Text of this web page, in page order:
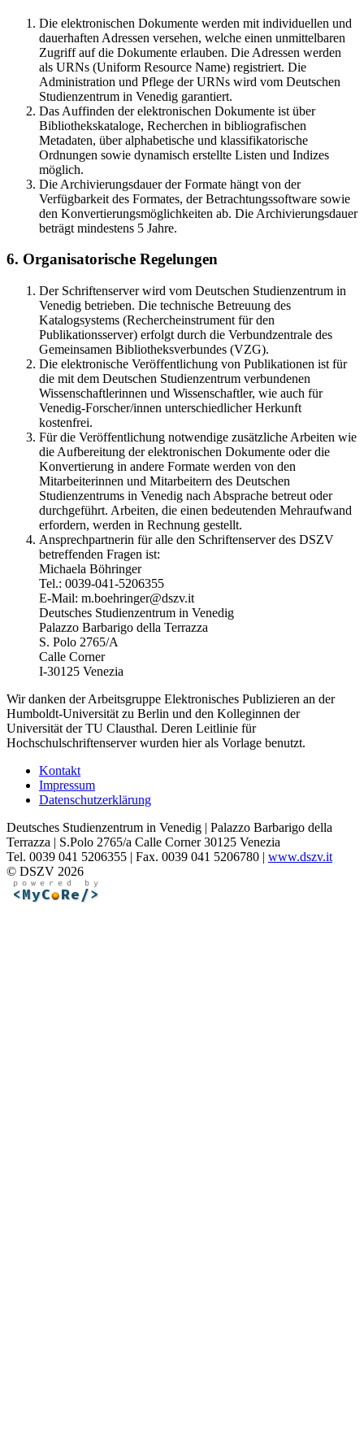
Die elektronischen Dokumente werden mit individuellen und
dauerhaften Adressen versehen, welche einen unmittelbaren
Zugriff auf die Dokumente erlauben. Die Adressen werden
als URNs (Uniform Resource Name) registriert. Die
Administration und Pflege der URNs wird vom Deutschen
Studienzentrum in Venedig garantiert.
Das Auffinden der elektronischen Dokumente ist über
Bibliothekskataloge, Recherchen in bibliografischen
Metadaten, über alphabetische und klassifikatorische
Ordnungen sowie dynamisch erstellte Listen und Indizes
möglich.
Die Archivierungsdauer der Formate hängt von der
Verfügbarkeit des Formates, der Betrachtungssoftware sowie
den Konvertierungsmöglichkeiten ab. Die Archivierungsdauer
beträgt mindestens 5 Jahre.
6. Organisatorische Regelungen
Der Schriftenserver wird vom Deutschen Studienzentrum in
Venedig betrieben. Die technische Betreuung des
Katalogsystems (Rechercheinstrument für den
Publikationsserver) erfolgt durch die Verbundzentrale des
Gemeinsamen Bibliotheksverbundes (VZG).
Die elektronische Veröffentlichung von Publikationen ist für
die mit dem Deutschen Studienzentrum verbundenen
Wissenschaftlerinnen und Wissenschaftler, wie auch für
Venedig-Forscher/innen unterschiedlicher Herkunft
kostenfrei.
Für die Veröffentlichung notwendige zusätzliche Arbeiten wie
die Aufbereitung der elektronischen Dokumente oder die
Konvertierung in andere Formate werden von den
Mitarbeiterinnen und Mitarbeitern des Deutschen
Studienzentrums in Venedig nach Absprache betreut oder
durchgeführt. Arbeiten, die einen bedeutenden Mehraufwand
erfordern, werden in Rechnung gestellt.
Ansprechpartnerin für alle den Schriftenserver des DSZV
betreffenden Fragen ist:
Michaela Böhringer
Tel.: 0039-041-5206355
E-Mail: m.boehringer@dszv.it
Deutsches Studienzentrum in Venedig
Palazzo Barbarigo della Terrazza
S. Polo 2765/A
Calle Corner
I-30125 Venezia
Wir danken der Arbeitsgruppe Elektronisches Publizieren an der
Humboldt-Universität zu Berlin und den Kolleginnen der
Universität der TU Clausthal. Deren Leitlinie für
Hochschulschriftenserver wurden hier als Vorlage benutzt.
Kontakt
Impressum
Datenschutzerklärung
Deutsches Studienzentrum in Venedig | Palazzo Barbarigo della
Terrazza | S.Polo 2765/a Calle Corner 30125 Venezia
Tel. 0039 041 5206355 | Fax. 0039 041 5206780 | www.dszv.it
© DSZV 2026